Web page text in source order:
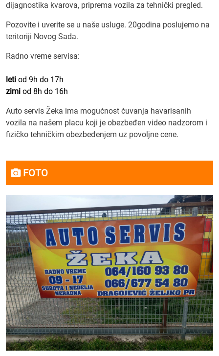
dijagnostika kvarova, priprema vozila za tehnički pregled.
Pozovite i uverite se u naše usluge. 20godina poslujemo na
teritoriji Novog Sada.
Radno vreme servisa:
leti od 9h do 17h
zimi od 8h do 16h
Auto servis Žeka ima mogućnost čuvanja havarisanih
vozila na našem placu koji je obezbeđen video nadzorom i
fizičko tehničkim obezbeđenjem uz povoljne cene.
FOTO